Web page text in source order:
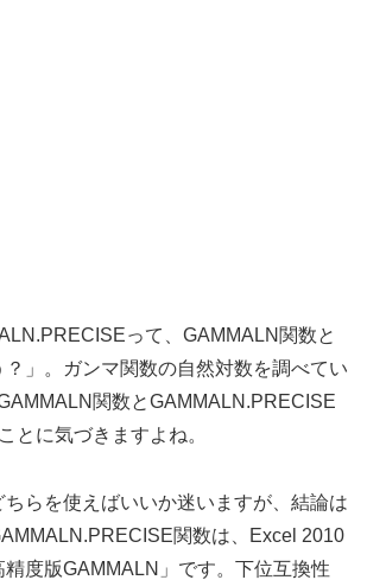
って、GAMMALN関数と
？」。ガンマ関数の自然対数を調べてい
関数とGAMMALN.PRECISE
とに気づきますよね。
らを使えばいいか迷いますが、結論は
関数は、Excel 2010
度版GAMMALN」です。下位互換性